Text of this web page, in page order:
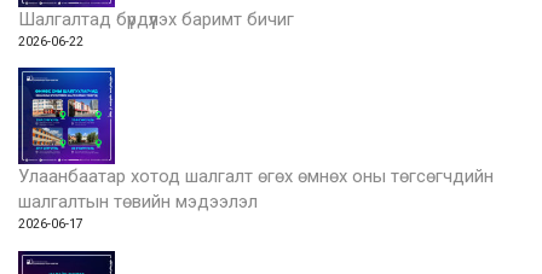
Шалгалтад бүрдүүлэх баримт бичиг
2026-06-22
Улаанбаатар хотод шалгалт өгөх өмнөх оны төгсөгчдийн
шалгалтын төвийн мэдээлэл
2026-06-17